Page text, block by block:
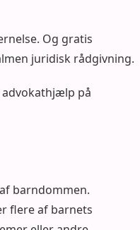
Og gratis
juridisk rådgivning.
på
barndommen.
flere af barnets